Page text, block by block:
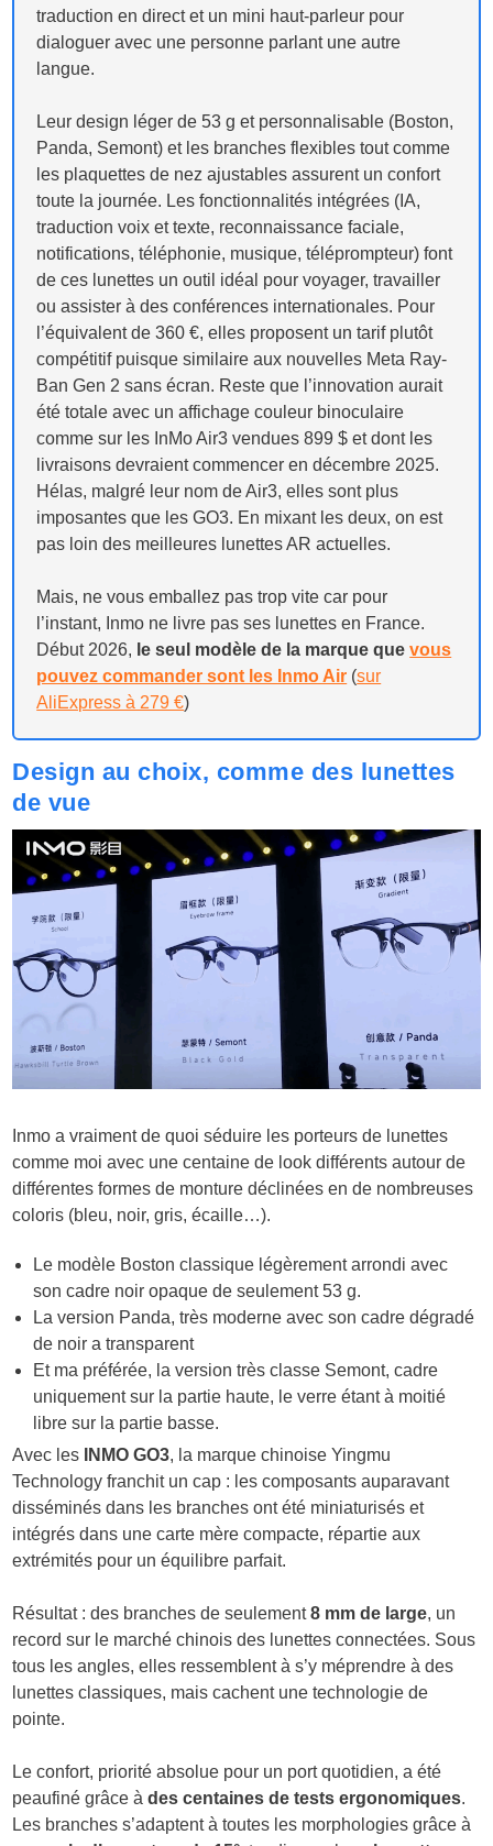
traduction en direct et un mini haut-parleur pour
dialoguer avec une personne parlant une autre
langue.
Leur design léger de 53 g et personnalisable (Boston,
Panda, Semont) et les branches flexibles tout comme
les plaquettes de nez ajustables assurent un confort
toute la journée. Les fonctionnalités intégrées (IA,
traduction voix et texte, reconnaissance faciale,
notifications, téléphonie, musique, téléprompteur) font
de ces lunettes un outil idéal pour voyager, travailler
ou assister à des conférences internationales. Pour
l’équivalent de 360 €, elles proposent un tarif plutôt
compétitif puisque similaire aux nouvelles Meta Ray-
Ban Gen 2 sans écran. Reste que l’innovation aurait
été totale avec un affichage couleur binoculaire
comme sur les InMo Air3 vendues 899 $ et dont les
livraisons devraient commencer en décembre 2025.
Hélas, malgré leur nom de Air3, elles sont plus
imposantes que les GO3. En mixant les deux, on est
pas loin des meilleures lunettes AR actuelles.
Mais, ne vous emballez pas trop vite car pour
l’instant, Inmo ne livre pas ses lunettes en France.
Début 2026, le seul modèle de la marque quevous
pouvez commander sont les Inmo Air (sur
AliExpress à 279 €)
Design au choix, comme des lunettes
de vue
Inmo a vraiment de quoi séduire les porteurs de lunettes
comme moi avec une centaine de look différents autour de
différentes formes de monture déclinées en de nombreuses
coloris (bleu, noir, gris, écaille…).
Le modèle Boston classique légèrement arrondi avec
son cadre noir opaque de seulement 53 g.
La version Panda, très moderne avec son cadre dégradé
de noir a transparent
Et ma préférée, la version très classe Semont, cadre
uniquement sur la partie haute, le verre étant à moitié
libre sur la partie basse.
Avec les
INMO GO3, la marque chinoise Yingmu
Technology franchit un cap : les composants auparavant
disséminés dans les branches ont été miniaturisés et
intégrés dans une carte mère compacte, répartie aux
extrémités pour un équilibre parfait.
Résultat : des branches de seulement8 mm de large, un
record sur le marché chinois des lunettes connectées. Sous
tous les angles, elles ressemblent à s’y méprendre à des
lunettes classiques, mais cachent une technologie de
pointe.
Le confort, priorité absolue pour un port quotidien, a été
peaufiné grâce àdes centaines de tests ergonomiques.
Les branches s’adaptent à toutes les morphologies grâce à